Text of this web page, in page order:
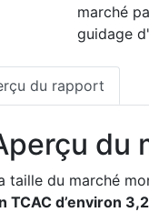
marché
guidage
du rapport
du
taille du marché
TCAC d’environ